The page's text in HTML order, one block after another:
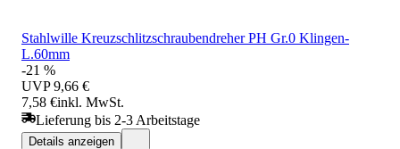
Stahlwille Kreuzschlitzschraubendreher PH Gr.0 Klingen-
L.60mm
-21 %
UVP 9,66 €
7,58 €inkl. MwSt.
Lieferung bis 2-3 Arbeitstage
Details anzeigen